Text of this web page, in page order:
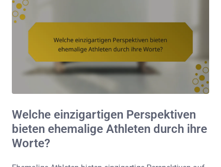
Welche einzigartigen Perspektiven
bieten ehemalige Athleten durch ihre
Worte?